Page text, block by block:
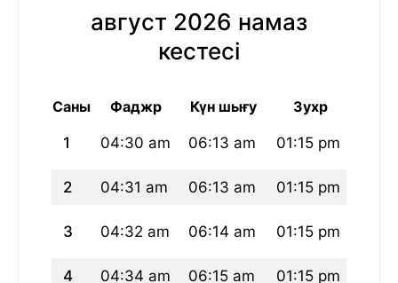
август 2026 намаз
кестесі
Саны Фаджр Күн шығу Зухр
1 04:30 am 06:13 am 01:15 pm
2 04:31 am 06:13 am 01:15 pm
3 04:32 am 06:14 am 01:15 pm
4 04:34 am 06:15 am 01:15 pm